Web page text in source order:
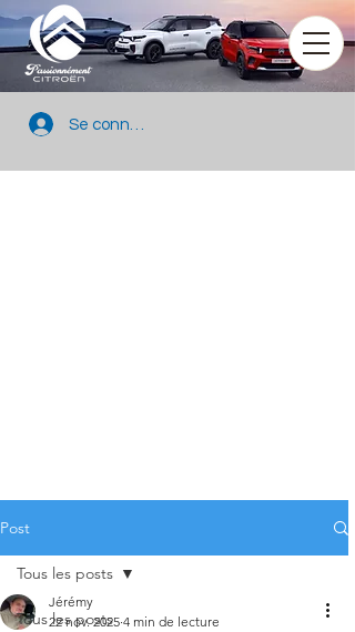
Se connecter
Post
Tous les posts
Tous les posts
Jérémy
22 nov. 2025 4 min de lecture